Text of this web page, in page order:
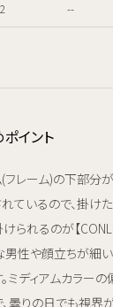
--
イント
(フレーム)の下部分
ているので、掛け
けられるのが【
男性や顔立ちが細
。ミディアムカラー
、曇りの日でも視界